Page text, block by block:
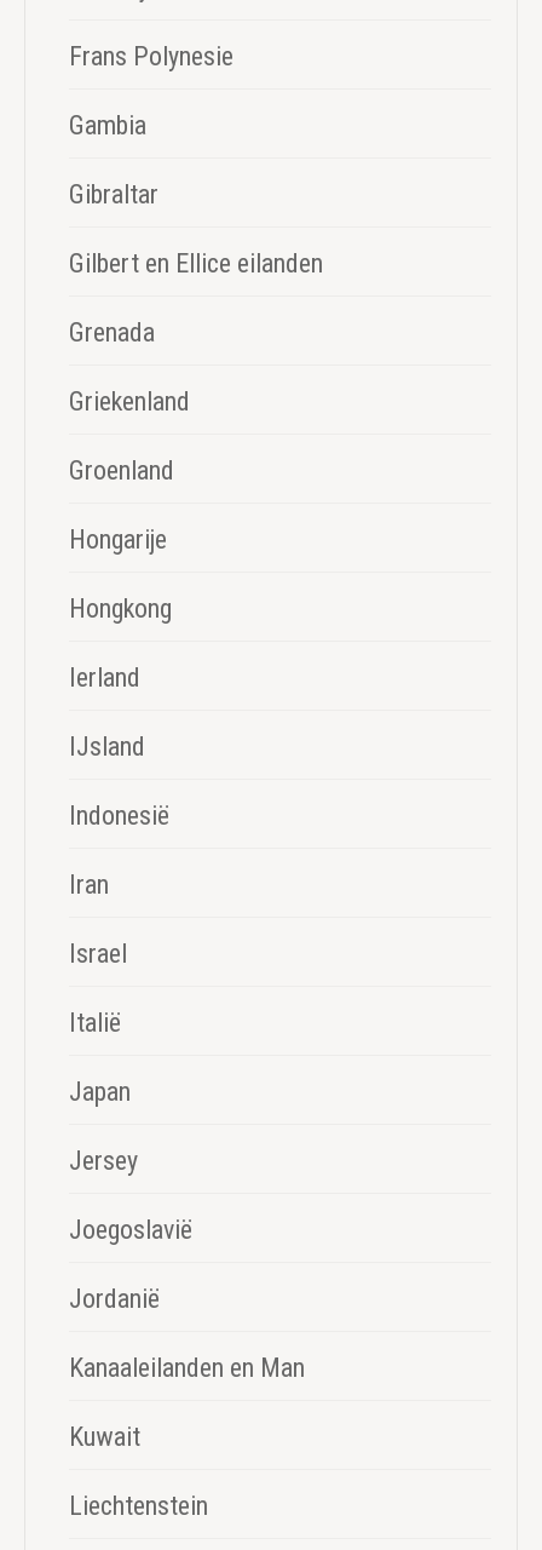
Frans Polynesie
Gambia
Gibraltar
Gilbert en Ellice eilanden
Grenada
Griekenland
Groenland
Hongarije
Hongkong
Ierland
IJsland
Indonesië
Iran
Israel
Italië
Japan
Jersey
Joegoslavië
Jordanië
Kanaaleilanden en Man
Kuwait
Liechtenstein